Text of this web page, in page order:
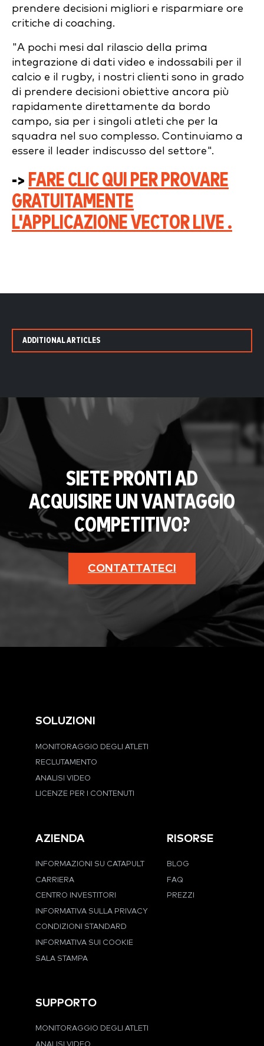
prendere decisioni migliori e risparmiare ore
critiche di coaching.
"A pochi mesi dal rilascio della prima
integrazione di dati video e indossabili per il
calcio e il rugby, i nostri clienti sono in grado
di prendere decisioni obiettive ancora più
rapidamente direttamente da bordo
campo, sia per i singoli atleti che per la
squadra nel suo complesso. Continuiamo a
essere il leader indiscusso del settore".
-> FARE CLIC QUI PER PROVARE
GRATUITAMENTE
L'APPLICAZIONE VECTOR LIVE .
ADDITIONAL ARTICLES
SIETE PRONTI AD
ACQUISIRE UN VANTAGGIO
COMPETITIVO?
CONTATTATECI
SOLUZIONI
MONITORAGGIO DEGLI ATLETI
RECLUTAMENTO
ANALISI VIDEO
LICENZE PER I CONTENUTI
AZIENDA
INFORMAZIONI SU CATAPULT
CARRIERA
CENTRO INVESTITORI
INFORMATIVA SULLA PRIVACY
CONDIZIONI STANDARD
INFORMATIVA SUI COOKIE
SALA STAMPA
RISORSE
BLOG
FAQ
PREZZI
SUPPORTO
MONITORAGGIO DEGLI ATLETI